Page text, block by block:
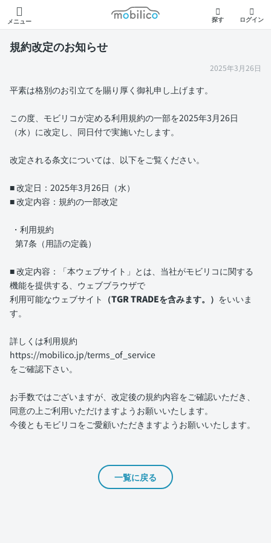
メニュー
モビリコ
探す ログイン
規約改定のお知らせ
2025年3月26日
平素は格別のお引立てを賜り厚く御礼申し上げます。
この度、モビリコが定める利用規約の一部を2025年3月26日
（水）に改定し、同日付で実施いたします。
改定される条文については、以下をご覧ください。
■ 改定日：2025年3月26日（水）
■ 改定内容：規約の一部改定
・利用規約
第7条（用語の定義）
■ 改定内容：「本ウェブサイト」とは、当社がモビリコに関する
機能を提供する、ウェブブラウザで
利用可能なウェブサイト （TGR TRADEを含みます。） をいいま
す。
詳しくは利用規約
https://mobilico.jp/terms_of_service
をご確認下さい。
お手数ではございますが、改定後の規約内容をご確認いただき、
同意の上ご利用いただけますようお願いいたします。
今後ともモビリコをご愛顧いただきますようお願いいたします。
一覧に戻る